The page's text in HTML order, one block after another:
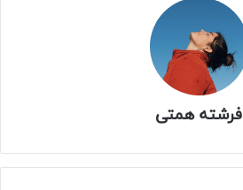
فرشته همتی